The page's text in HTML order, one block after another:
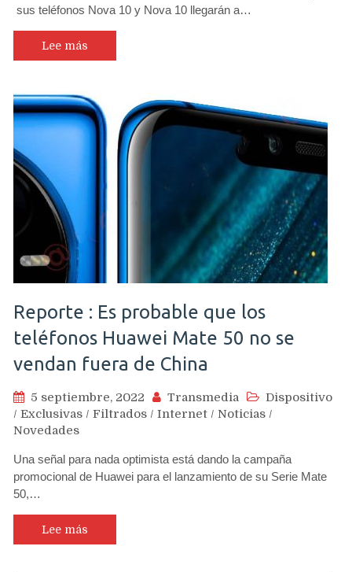
sus teléfonos Nova 10 y Nova 10 llegarán a…
Lee más
Reporte : Es probable que los
teléfonos Huawei Mate 50 no se
vendan fuera de China
5 septiembre, 2022 Transmedia
Dispositivo
/ Exclusivas / Filtrados / Internet / Noticias /
Novedades
Una señal para nada optimista está dando la campaña
promocional de Huawei para el lanzamiento de su Serie Mate
50,…
Lee más